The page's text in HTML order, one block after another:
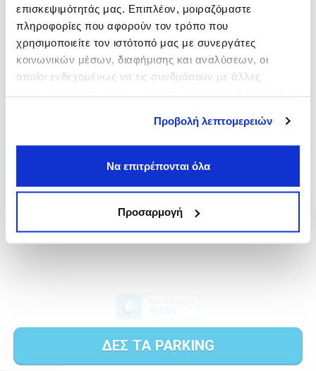
επισκεψιμότητάς μας. Επιπλέον, μοιραζόμαστε
πληροφορίες που αφορούν τον τρόπο που
χρησιμοποιείτε τον ιστότοπό μας με συνεργάτες
κοινωνικών μέσων, διαφήμισης και αναλύσεων, οι
οποίοι ενδεχομένως να τις συνδυάσουν με άλλες
Προβολή λεπτομερειών
Να επιτρέπονται όλα
Προσαρμογή
ΔΕΣ ΤΑ PARKING